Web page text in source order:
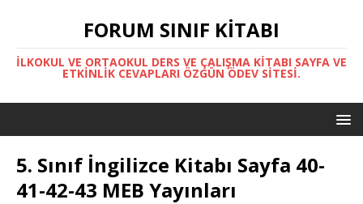
FORUM SINIF KITABI
İLKOKUL VE ORTAOKUL DERS VE ÇALIŞMA KITABI SAYFA VE
ETKINLIK CEVAPLARI ÖZGÜN ÖDEV SITESI.
5. Sınıf İngilizce Kitabı Sayfa 40-
41-42-43 MEB Yayınları